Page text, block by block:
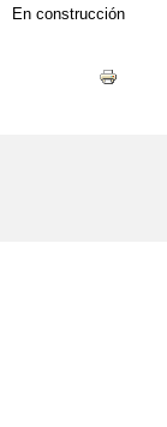
En construcción